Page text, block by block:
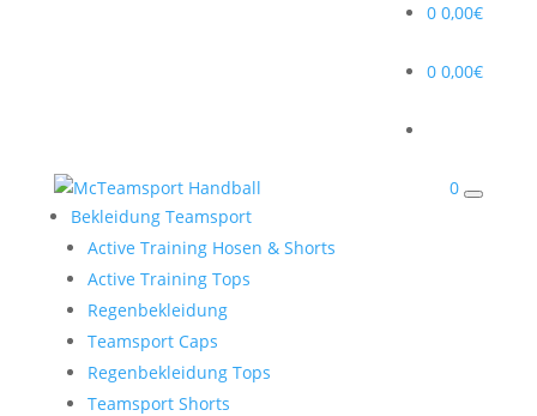
0 0,00€
0 0,00€
0
Bekleidung Teamsport
Active Training Hosen & Shorts
Active Training Tops
Regenbekleidung
Teamsport Caps
Regenbekleidung Tops
Teamsport Shorts